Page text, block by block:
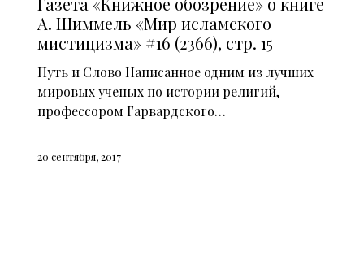
А. Шиммель «Мир исламского
мистицизма» #16 (2366), стр. 15
Путь и Слово Написанное одним из лучших
мировых ученых по истории религий,
профессором Гарвардского…
20 сентября, 2017